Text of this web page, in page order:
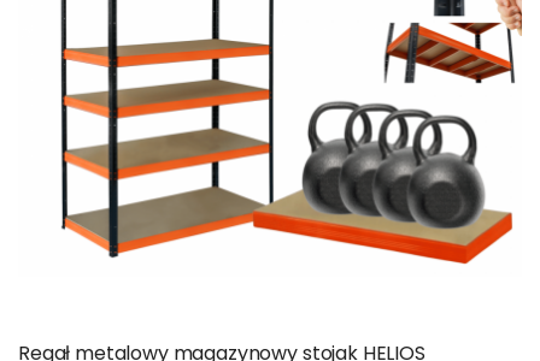
Kolorowe Regały Metalowe z serii Helios charakteryzuje:
opcja kreatora pozwalająca dostosować wymiary,
nośność oraz wykończenie regałów
błyskawiczny, bezśrubowy montaż konstrukcji metodą
wciskowo -zatrzaskową,
swobodna regulacja wysokości poszczególnych
kondygnacji,
wybór pomiędzy modelem malowanym lub
Regał metalowy magazynowy stojak HELIOS